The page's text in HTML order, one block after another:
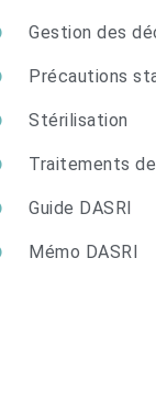
Gestion des
Précautions
Stérilisation
Traitements
Guide DASRI
Mémo DASRI